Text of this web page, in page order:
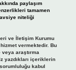
paylaşım
tamamen
niteliği
ve İletişim Kurumu
hizmet vermektedir. Bu
araştırma
yazdıkları içeriklerin
kabul